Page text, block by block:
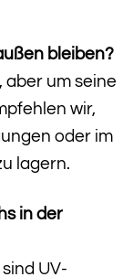
bleiben?
aber um seine
wir,
oder im
lagern.
in der
UV-